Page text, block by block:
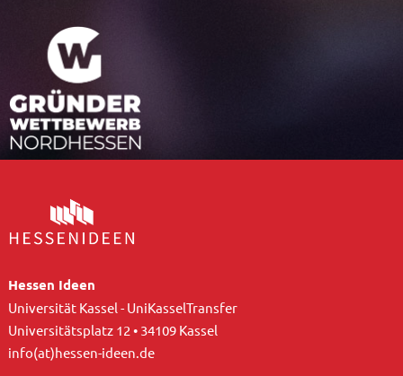
Hessen Ideen
Universität Kassel - UniKasselTransfer
Universitätsplatz 12 • 34109 Kassel
info(at)hessen-ideen.de